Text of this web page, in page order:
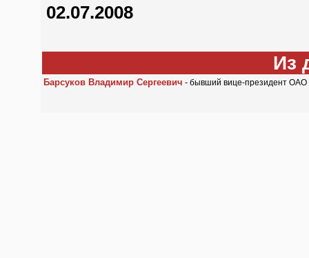
02.07.2008
Из
Барсуков Владимир Сергеевич - бывший вице-президент ОАО